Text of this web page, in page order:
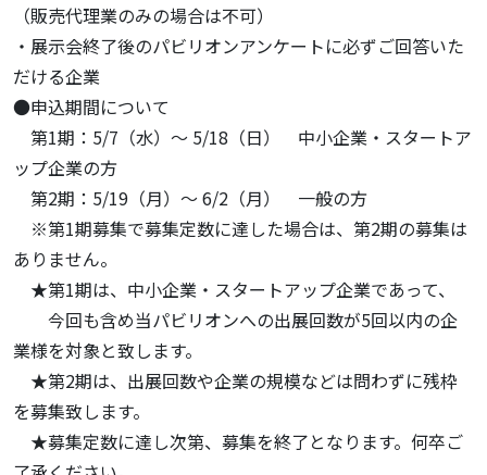
（販売代理業のみの場合は不可）
・展示会終了後のパビリオンアンケートに必ずご回答いた
だける企業
●申込期間について
第1期：5/7（水）～ 5/18（日） 中小企業・スタートア
ップ企業の方
第2期：5/19（月）～ 6/2（月） 一般の方
※第1期募集で募集定数に達した場合は、第2期の募集は
ありません。
★第1期は、中小企業・スタートアップ企業であって、
今回も含め当パビリオンへの出展回数が5回以内の企
業様を対象と致します。
★第2期は、出展回数や企業の規模などは問わずに残枠
を募集致します。
★募集定数に達し次第、募集を終了となります。何卒ご